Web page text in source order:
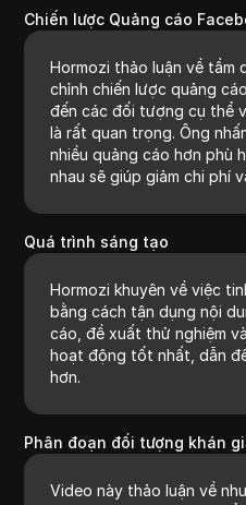
Chiến lược Quảng cáo
Hormozi thảo luận về tầm
chỉnh chiến lược quảng
đến các đối tượng cụ thể
là rất quan trọng. Ông
nhiều quảng cáo hơn phù
nhau sẽ giúp giảm chi phí
Quá trình sáng tạo
Hormozi khuyên về việc
bằng cách tận dụng nội
cáo, đề xuất thử nghiệm
hoạt động tốt nhất, dẫn
hơn.
Phân đoạn đối tượng khán
Video này thảo luận về